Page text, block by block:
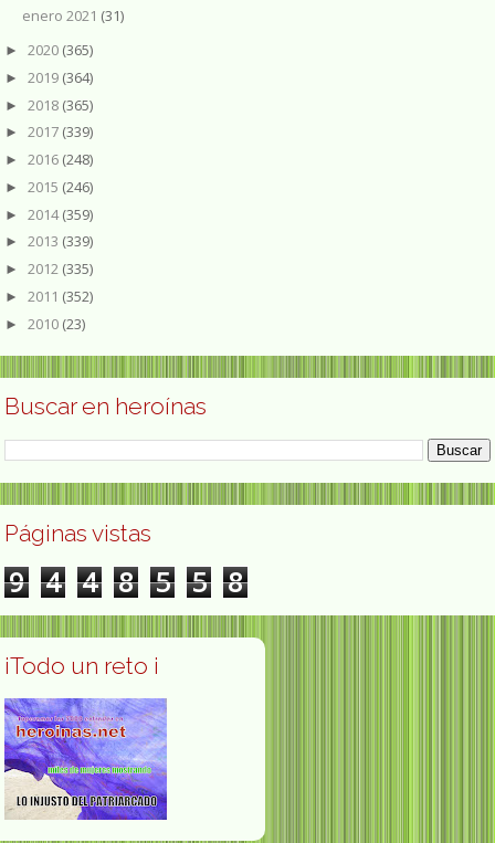
enero 2021 (31)
► 2020 (365)
► 2019 (364)
► 2018 (365)
► 2017 (339)
► 2016 (248)
► 2015 (246)
► 2014(359)
► 2013 (339)
► 2012 (335)
► 2011 (352)
► 2010 (23)
Buscar en heroínas
Páginas vistas
9 4 4 8 5 5 8
¡Todo un reto ¡